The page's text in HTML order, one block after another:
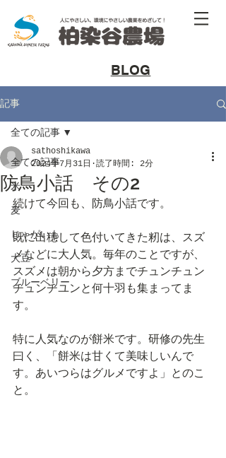
​BLOG
記事
全ての記事
米
麦
じゃがいも
大豆
ブルーベリー
全ての記事
防鳥小話 その2
sathoshikawa
2024年7月31日
読了時間: 2分
続けて今回も、防鳥小話です。
既に出穂して色付いてきた籾は、スズ
メなどに大人気。毎年のことですが、
スズメは朝から夕方までチュンチュン
チュンチユンと何十羽も集まってま
す。
特に人気なのが餅米です。研修の先生
曰く、「餅米は甘くて美味しいんで
す。あいつらはグルメですよ」とのこ
と。